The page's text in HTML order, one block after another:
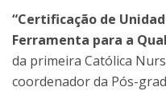
“Certificação de
Ferramenta para a
da primeira Católica
coordenador da Pós-